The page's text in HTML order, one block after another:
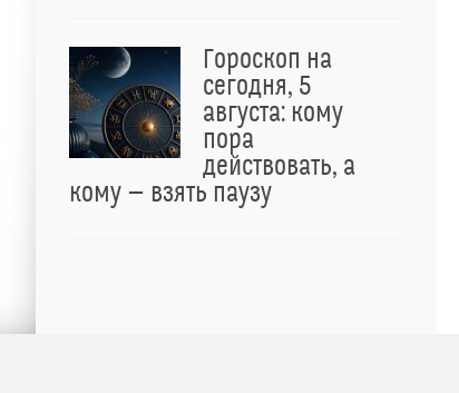
Гороскоп на
сегодня, 5
августа: кому
пора
действовать, а
кому — взять паузу